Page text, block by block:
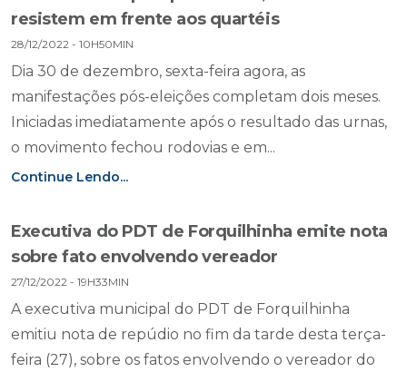
resistem em frente aos quartéis
28/12/2022 - 10H50MIN
Dia 30 de dezembro, sexta-feira agora, as
manifestações pós-eleições completam dois meses.
Iniciadas imediatamente após o resultado das urnas,
o movimento fechou rodovias e em...
Continue Lendo...
Executiva do PDT de Forquilhinha emite nota
sobre fato envolvendo vereador
27/12/2022 - 19H33MIN
A executiva municipal do PDT de Forquilhinha
emitiu nota de repúdio no fim da tarde desta terça-
feira (27), sobre os fatos envolvendo o vereador do